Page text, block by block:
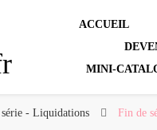
ACCUEIL
MINI-
- Liquidations Fin de